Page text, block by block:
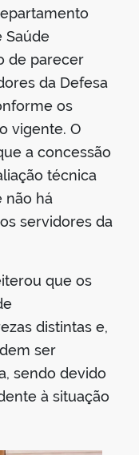
Saúde
de parecer
da Defesa
os
vigente. O
a concessão
técnica
não há
servidores da
que os
distintas e,
ser
sendo devido
à situação